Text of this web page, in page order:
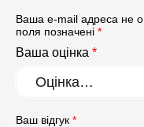
Ваша e-mail адреса не
поля позначені *
Ваша оцінка *
Ваш відгук *